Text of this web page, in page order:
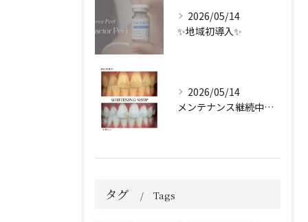
2026/05/14
✨地域初導入✨
2026/05/14
メンテナンス継続中のお客様🤍
タグ Tags